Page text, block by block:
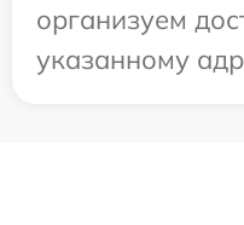
организуем
указанному